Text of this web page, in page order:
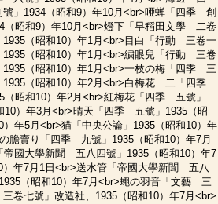
」1934（昭和9）年10月<br>唖蝉「四季 創
昭和9）年10月<br>燈下「早稻田文學 二卷
（昭和10）年1月<br>目白「行動 三卷一
（昭和10）年1月<br>繍眼兒「行動 三卷
（昭和10）年1月<br>一枝の梅「四季 三
（昭和10）年2月<br>白梅花 二「四季
昭和10）年2月<br>紅梅花「四季 五號」
）年3月<br>晴天「四季 五號」1935（昭
年5月<br>猫「中央公論」1935（昭和10）年
膽賣り「四季 九號」1935（昭和10）年7月
國大學新聞 五八四號」1935（昭和10）年7
年7月1日<br>送水管「帝國大學新聞 五八
（昭和10）年7月<br>蠅の羽音「文藝 三
卷七號」改造社、1935（昭和10）年7月<br>